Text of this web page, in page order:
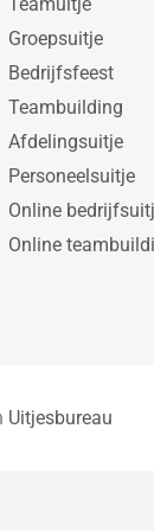
Groepsuitje
Bedrijfsfeest
Teambuilding
Afdelingsuitje
Personeelsuitje
Online
Online
Uitjesbureau